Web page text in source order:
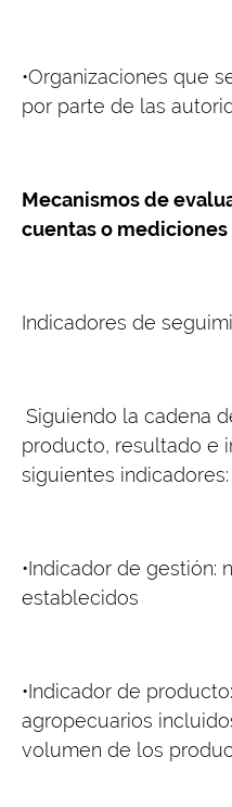
•Organizaciones que
por parte de las
Mecanismos de
cuentas o mediciones
Indicadores de
Siguiendo la cadena
producto, resultado e
siguientes indicadores:
•Indicador de gestión:
establecidos
•Indicador de
agropecuarios
volumen de los